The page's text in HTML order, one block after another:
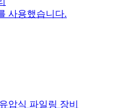
사용했습니다.